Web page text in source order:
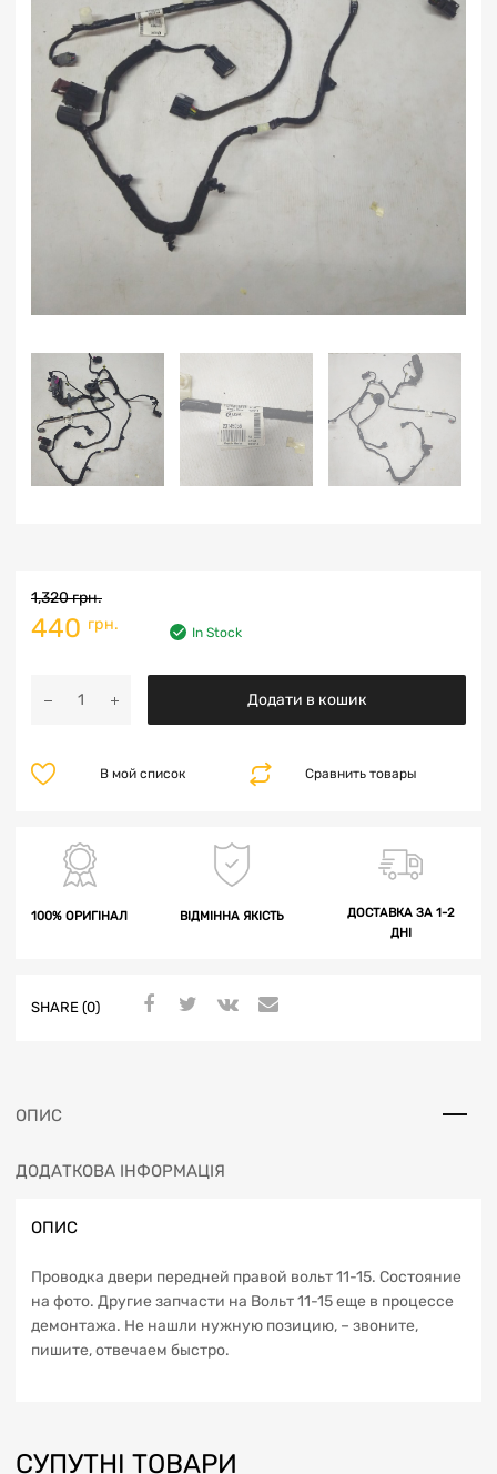
1,320грн.
440 грн. In Stock
Додати в кошик
Сравнить товары
В мой список
100% ОРИГІНАЛ ВІДМІННА ЯКІСТЬ
ДОСТАВКА ЗА 1-2
ДНІ
SHARE (0)
ОПИС
ДОДАТКОВА ІНФОРМАЦІЯ
ОПИС
Проводка двери передней правой вольт 11-15. Состояние
на фото. Другие запчасти на Вольт 11-15 еще в процессе
демонтажа. Не нашли нужную позицию, – звоните,
пишите, отвечаем быстро.
СУПУТНІ ТОВАРИ